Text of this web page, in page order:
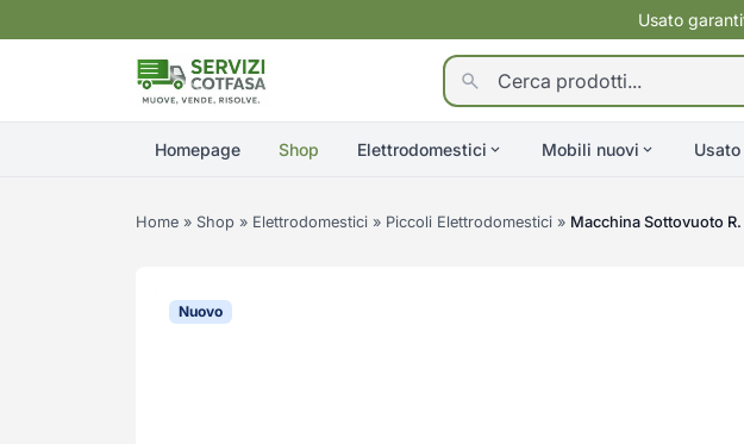
Usato
Homepage Shop Elettrodomestici Mobili nuovi
Home » Shop » Elettrodomestici » Piccoli Elettrodomestici » Macchina Sottovuoto
Nuovo